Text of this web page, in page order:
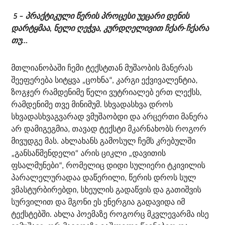
5 – პრაქტიკული წერის პროცესი უეცარი დენის
დარტყმაა, ნელი ღეჭვა, კურდღელივით ჩქარ-ჩქარა
თუ…
მთლიანობაში ჩემი ტექსტთან მუშაობის მანერას
შეეფერება სიტყვა „ცოხნა“, კარგი ექვივალენტია,
ზოგჯერ რამდენიმე წელი ვუტრიალებ ერთ ლექსს,
რამდენიმე თვე მინიმუმ. სხვადასხვა დროს
სხვადასხვაგვარად ვმუშაობდი და არცერთი მანერა
არ დამიგეგმია, თავად ტექსტი მკარნახობს როგორ
მივუდგე მას. ახლახანს გამოსულ ჩემს კრებულში
„განსაწმენდელი“ არის ციკლი „დავითის
ფსალმუნები“, რომელიც დიდი სულიერი ტკივილის
პარალელურადაა დაწერილი, წერის დროს სულ
ვმასტურბირებდი, სხეულის გადაწვის და გათიშვის
სურვილით და მგონი ეს ენერგია გადავიდა იმ
ტექსტებში. ახლა პოემაზე როგორც მკვლევარმა ისე